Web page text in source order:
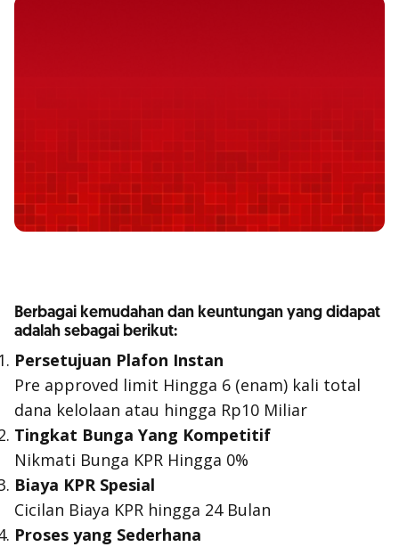
Berbagai kemudahan dan keuntungan yang didapat
adalah sebagai berikut:
Persetujuan Plafon Instan
Pre approved limit Hingga 6 (enam) kali total
dana kelolaan atau hingga Rp10 Miliar
Tingkat Bunga Yang Kompetitif
Nikmati Bunga KPR Hingga 0%
Biaya KPR Spesial
Cicilan Biaya KPR hingga 24 Bulan
Proses yang Sederhana